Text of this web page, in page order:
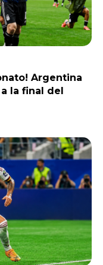
Argentina
la final del